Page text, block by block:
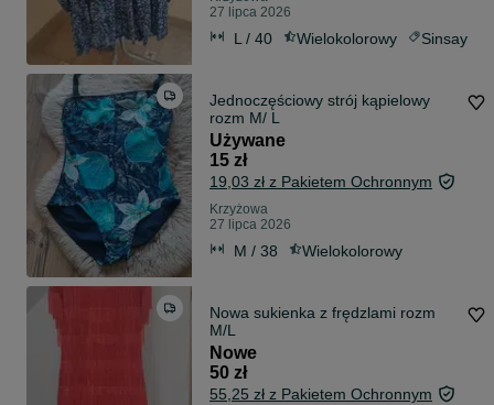
27 lipca 2026
L / 40 Wielokolorowy Sinsay
Jednoczęściowy strój kąpielowy
rozm M/ L
Używane
15 zł
19,03 zł z Pakietem Ochronnym
Krzyżowa
27 lipca 2026
M / 38 Wielokolorowy
Nowa sukienka z frędzlami rozm
M/L
Nowe
50 zł
55,25 zł z Pakietem Ochronnym